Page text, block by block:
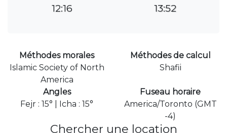
12:16
13:52
Méthodes morales
Islamic Society of North
America
Méthodes de calcul
Shafii
Angles
Fejr : 15° | Icha : 15°
Fuseau horaire
America/Toronto (GMT
-4)
Chercher une location